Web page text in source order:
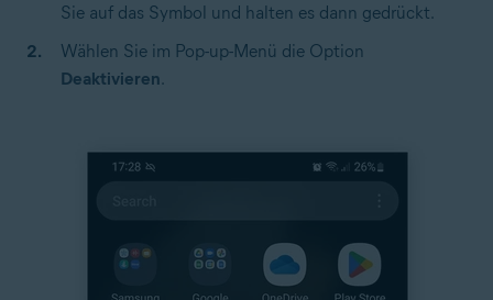
Sie auf das Symbol und halten es dann gedrückt.
Wählen Sie im Pop-up-Menü die Option
Deaktivieren.